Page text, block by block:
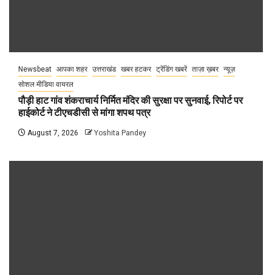
Newsbeat आपका शहर उत्तराखंड खबर हटकर ट्रेंडिंग खबरें ताज़ा ख़बर न्यूज़
सोशल मीडिया वायरल
पौड़ी हाट गांव शंकराचार्य निर्मित मंदिर की सुरक्षा पर सुनवाई, रिपोर्ट पर
हाईकोर्ट ने टीएचडीसी से मांगा शपथ पत्र
August 7, 2026 Yoshita Pandey